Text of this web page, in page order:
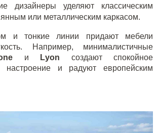
дизайнеры уделяют классическим
или металлическим каркасом.
и тонкие линии придают мебели
Например, минималистичные
и Lyon создают спокойное
настроение и радуют европейским